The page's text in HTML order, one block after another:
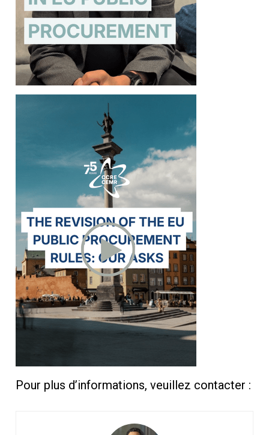
Pour plus d’informations, veuillez contacter :